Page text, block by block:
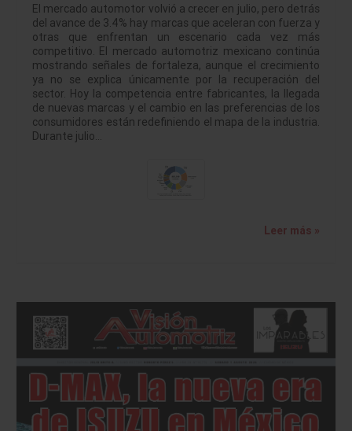
El mercado automotor volvió a crecer en julio, pero detrás
del avance de 3.4% hay marcas que aceleran con fuerza y
otras que enfrentan un escenario cada vez más
competitivo. El mercado automotriz mexicano continúa
mostrando señales de fortaleza, aunque el crecimiento
ya no se explica únicamente por la recuperación del
sector. Hoy la competencia entre fabricantes, la llegada
de nuevas marcas y el cambio en las preferencias de los
consumidores están redefiniendo el mapa de la industria.
Durante julio…
Leer más »